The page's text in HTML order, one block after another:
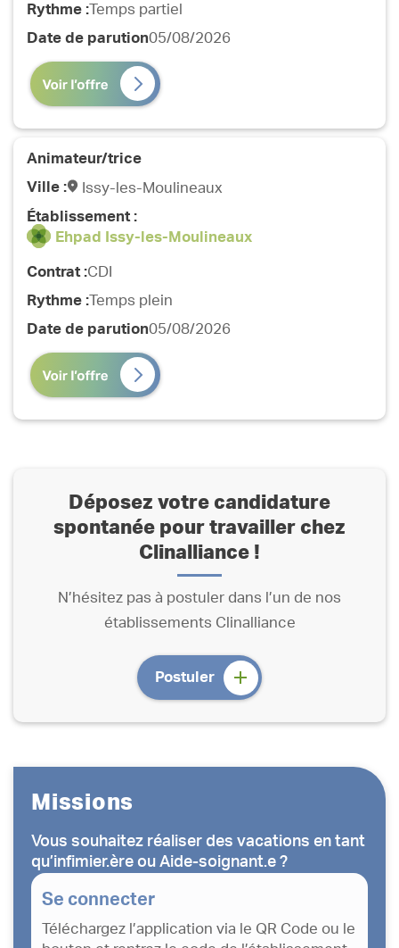
Rythme :Temps partiel
Date de parution05/08/2026
Animateur/trice
Ville :
Issy-les-Moulineaux
Établissement :
Ehpad Issy-les-Moulineaux
Contrat :CDI
Rythme :Temps plein
Date de parution05/08/2026
Déposez votre candidature
spontanée pour travailler chez
Clinalliance !
N’hésitez pas à postuler dans l’un de nos
établissements Clinalliance
Postuler
Missions
Vous souhaitez réaliser des vacations en tant
qu’infimier.ère ou Aide-soignant.e ?
Se connecter
Téléchargez l’application via le QR Code ou le